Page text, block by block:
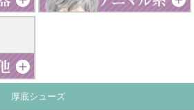
厚底シューズ